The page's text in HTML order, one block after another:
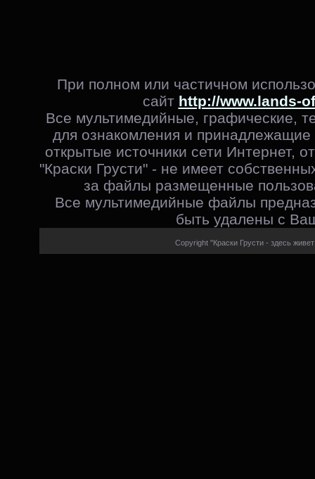
При полном или частичном
сайт http://www.lands-
Все мультимедийные, графические,
для ознакомления и принадлежащие
открытые источники сети Интернет,
"Краски Грусти" - не имеет
за файлы размещенные
Все мультимедийные файлы
быть удалены с
Copyright "Краски Грусти - здесь